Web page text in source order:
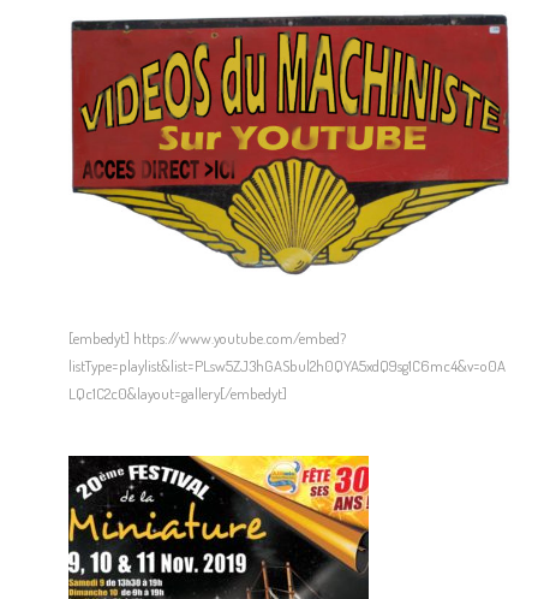
[embedyt] https://www.youtube.com/embed?
listType=playlist&list=PLsw5ZJ3hGASbul2h0QYA5xdQ9sg1C6mc4&v=o0A
LQc1C2c0&layout=gallery[/embedyt]